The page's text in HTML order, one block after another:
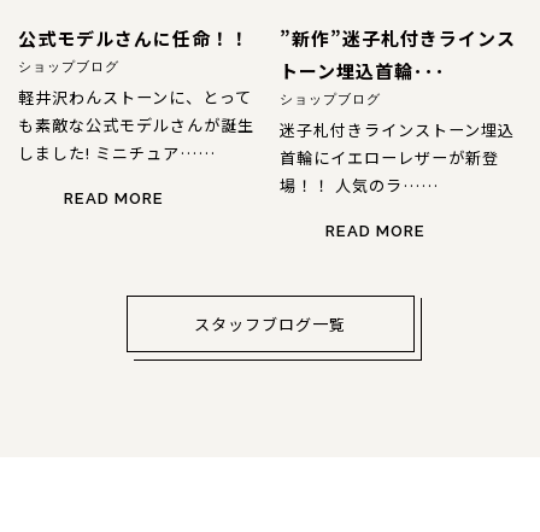
公式モデルさんに任命！！
ショップブログ
軽井沢わんストーンに、とって
も素敵な公式モデルさんが誕生
しました! ミニチュア……
READ MORE
”新作”迷子札付きラインス
トーン埋込首輪･･･
ショップブログ
迷子札付きラインストーン埋込
首輪にイエローレザーが新登
場！！ 人気のラ……
READ MORE
スタッフブログ一覧